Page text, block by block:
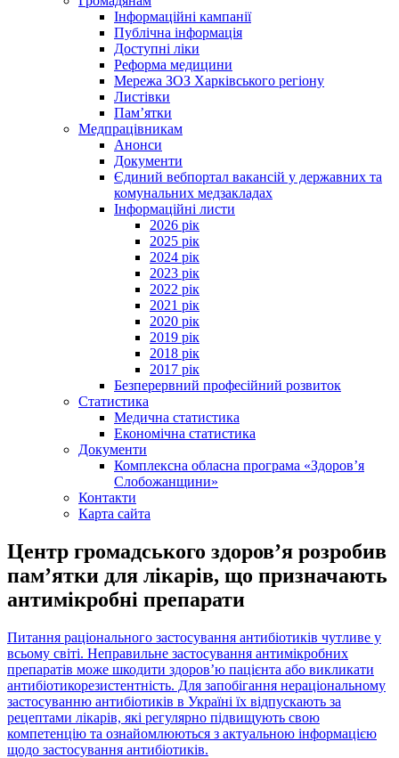
Інформаційні кампанії
Публічна інформація
Доступні ліки
Реформа медицини
Мережа ЗОЗ Харківського регіону
Листівки
Пам’ятки
Медпрацівникам
Анонси
Документи
Єдиний вебпортал вакансій у державних та
комунальних медзакладах
Інформаційні листи
2026 рік
2025 рік
2024 рік
2023 рік
2022 рік
2021 рік
2020 рік
2019 рік
2018 рік
2017 рік
Безперервний професійний розвиток
Статистика
Медична статистика
Економічна статистика
Документи
Комплексна обласна програма «Здоров’я
Слобожанщини»
Контакти
Карта сайта
Центр громадського здоров’я розробив
пам’ятки для лікарів, що призначають
антимікробні препарати
Питання раціонального застосування антибіотиків чутливе у
всьому світі. Неправильне застосування антимікробних
препаратів може шкодити здоров’ю пацієнта або викликати
антибіотикорезистентність. Для запобігання нераціональному
застосуванню антибіотиків в Україні їх відпускають за
рецептами лікарів, які регулярно підвищують свою
компетенцію та ознайомлюються з актуальною інформацією
щодо застосування антибіотиків.